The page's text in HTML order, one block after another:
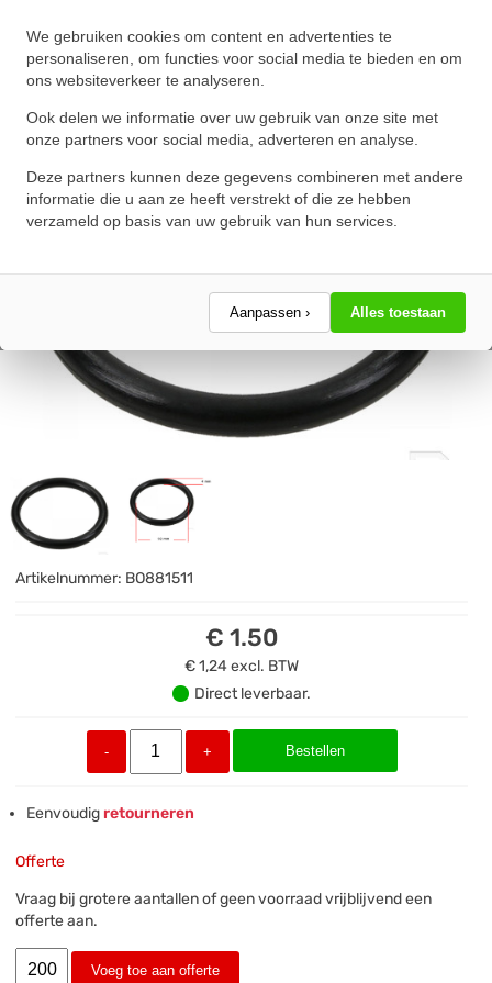
We gebruiken cookies om content en advertenties te
personaliseren, om functies voor social media te bieden en om
ons websiteverkeer te analyseren.
Ook delen we informatie over uw gebruik van onze site met
onze partners voor social media, adverteren en analyse.
Deze partners kunnen deze gegevens combineren met andere
informatie die u aan ze heeft verstrekt of die ze hebben
verzameld op basis van uw gebruik van hun services.
Aanpassen › Alles toestaan
★★★★★
★★★★★
Schrijf een review!
Artikelnummer: BO881511
€ 1.50
€ 1,24 excl. BTW
Direct leverbaar.
- + Bestellen
Eenvoudigretourneren
Offerte
Vraag bij grotere aantallen of geen voorraad vrijblijvend een
offerte aan.
Voeg toe aan offerte